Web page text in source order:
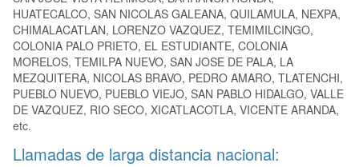
HUATECALCO, SAN NICOLAS GALEANA, QUILAMULA, NEXPA,
CHIMALACATLAN, LORENZO VAZQUEZ, TEMIMILCINGO,
COLONIA PALO PRIETO, EL ESTUDIANTE, COLONIA
MORELOS, TEMILPA NUEVO, SAN JOSE DE PALA, LA
MEZQUITERA, NICOLAS BRAVO, PEDRO AMARO, TLATENCHI,
PUEBLO NUEVO, PUEBLO VIEJO, SAN PABLO HIDALGO, VALLE
DE VAZQUEZ, RIO SECO, XICATLACOTLA, VICENTE ARANDA,
etc.
Llamadas de larga distancia nacional: